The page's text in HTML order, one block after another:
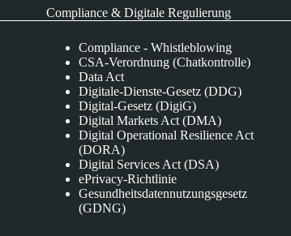
Compliance & Digitale Regulierung
Compliance - Whistleblowing
CSA-Verordnung (Chatkontrolle)
Data Act
Digitale-Dienste-Gesetz (DDG)
Digital-Gesetz (DigiG)
Digital Markets Act (DMA)
Digital Operational Resilience Act
(DORA)
Digital Services Act (DSA)
ePrivacy-Richtlinie
Gesundheitsdatennutzungsgesetz
(GDNG)